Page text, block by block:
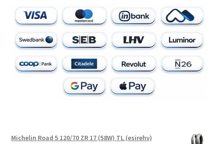
Michelin Road 5 120/70 ZR 17 (58W) TL (esirehv)